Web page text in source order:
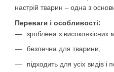
настрій тварин – одна з
Переваги і особливості:
зроблена з високоякісних
безпечна для тварини;
підходить для усіх видів і